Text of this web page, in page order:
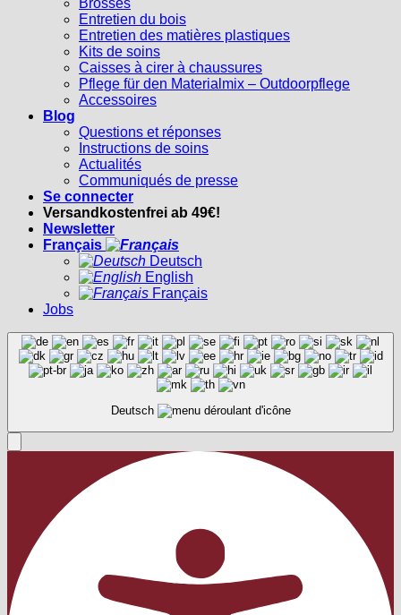
Entretien du bois
Entretien des matières plastiques
Kits de soins
Caisses à cirer à chaussures
Pflege für den Materialmix – Outdoorpflege
Accessoires
Blog
Questions et réponses
Instructions de soins
Actualités
Communiqués de presse
Se connecter
Versandkostenfrei ab 49€!
Newsletter
Français
Deutsch
English
Français
Jobs
Deutsch